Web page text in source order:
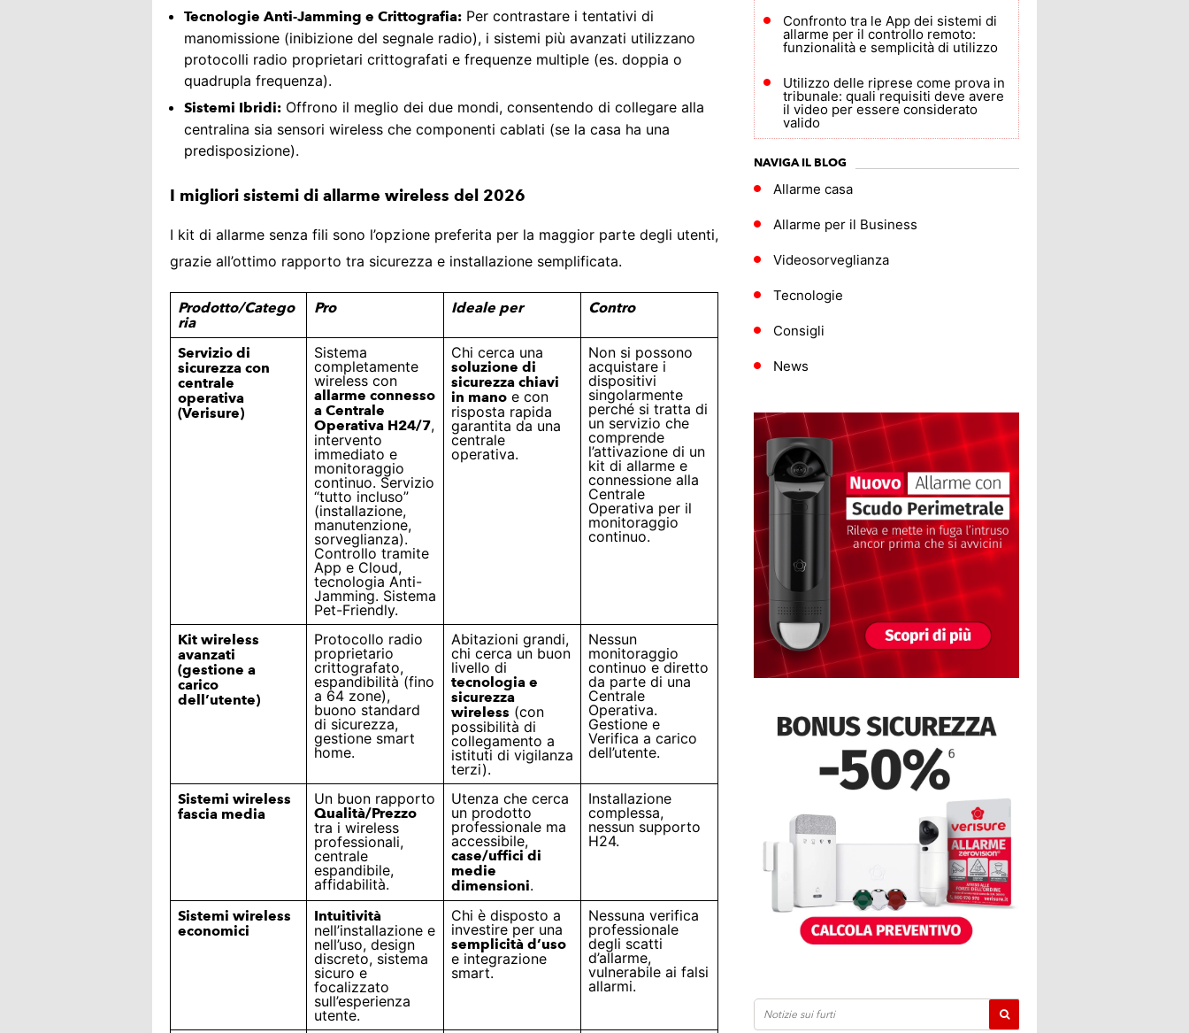
Tecnologie Anti-Jamming e Crittografia: Per contrastare i tentativi di
manomissione (inibizione del segnale radio), i sistemi più avanzati utilizzano
protocolli radio proprietari crittografati e frequenze multiple (es. doppia o
quadrupla frequenza).
Sistemi Ibridi: Offrono il meglio dei due mondi, consentendo di collegare alla
centralina sia sensori wireless che componenti cablati (se la casa ha una
predisposizione).
I migliori sistemi di allarme wireless del 2026
I kit di allarme senza fili sono l’opzione preferita per la maggior parte degli utenti,
grazie all’ottimo rapporto tra sicurezza e installazione semplificata.
Prodotto/Catego
ria
Pro Ideale per Contro
Servizio di
sicurezza con
centrale
operativa
(Verisure)
Sistema
completamente
wireless con
allarme connesso
a Centrale
Operativa H24/7,
intervento
immediato e
monitoraggio
continuo. Servizio
“tutto incluso”
(installazione,
manutenzione,
sorveglianza).
Controllo tramite
App e Cloud,
tecnologia Anti-
Jamming. Sistema
Pet-Friendly.
Chi cerca una
soluzione di
sicurezza chiavi
in mano e con
risposta rapida
garantita da una
centrale
operativa.
Non si possono
acquistare i
dispositivi
singolarmente
perché si tratta di
un servizio che
comprende
l’attivazione di un
kit di allarme e
connessione alla
Centrale
Operativa per il
monitoraggio
continuo.
Kit wireless
avanzati
(gestione a
carico
dell’utente)
Protocollo radio
proprietario
crittografato,
espandibilità (fino
a 64 zone),
buono standard
di sicurezza,
gestione smart
home.
Abitazioni grandi,
chi cerca un buon
livello di
tecnologia e
sicurezza
wireless (con
possibilità di
collegamento a
istituti di vigilanza
terzi).
Nessun
monitoraggio
continuo e diretto
da parte di una
Centrale
Operativa.
Gestione e
Verifica a carico
dell’utente.
Sistemi wireless
fascia media
Un buon rapporto
Qualità/Prezzo
tra i wireless
professionali,
centrale
espandibile,
affidabilità.
Utenza che cerca
un prodotto
professionale ma
accessibile,
case/uffici di
medie
dimensioni.
Installazione
complessa,
nessun supporto
H24.
Sistemi wireless
economici
Intuitività
nell’installazione e
nell’uso, design
discreto, sistema
sicuro e
focalizzato
sull’esperienza
utente.
Chi è disposto a
investire per una
semplicità d’uso
e integrazione
smart.
Nessuna verifica
professionale
degli scatti
d’allarme,
vulnerabile ai falsi
allarmi.
Confronto tra le App dei sistemi di
allarme per il controllo remoto:
funzionalità e semplicità di utilizzo
Utilizzo delle riprese come prova in
tribunale: quali requisiti deve avere
il video per essere considerato
valido
NAVIGA IL BLOG
Allarme casa
Allarme per il Business
Videosorveglianza
Tecnologie
Consigli
News